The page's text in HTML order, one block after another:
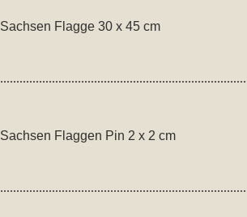
Sachsen Flagge 30 x 45 cm
Sachsen Flaggen Pin 2 x 2 cm